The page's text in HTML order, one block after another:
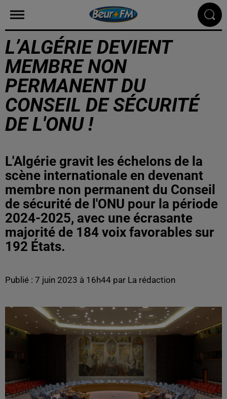
L’ALGÉRIE DEVIENT
MEMBRE NON
PERMANENT DU
CONSEIL DE SÉCURITÉ
DE L'ONU !
L'Algérie gravit les échelons de la
scène internationale en devenant
membre non permanent du Conseil
de sécurité de l'ONU pour la période
2024-2025, avec une écrasante
majorité de 184 voix favorables sur
192 États.
Publié : 7 juin 2023 à 16h44 par La rédaction